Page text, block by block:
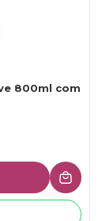
800ml com